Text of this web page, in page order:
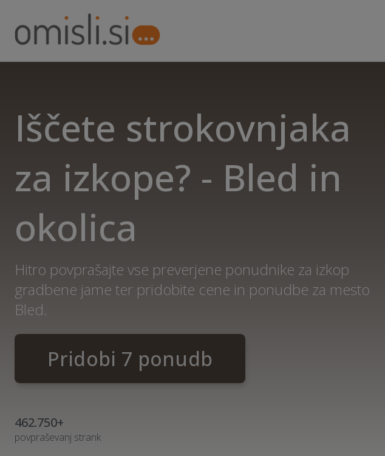
Iščete strokovnjaka
za izkope? - Bled in
okolica
Hitro povprašajte vse preverjene ponudnike za izkop
gradbene jame ter pridobite cene in ponudbe za mesto
Bled.
Pridobi 7 ponudb
462.750+
povpraševanj strank